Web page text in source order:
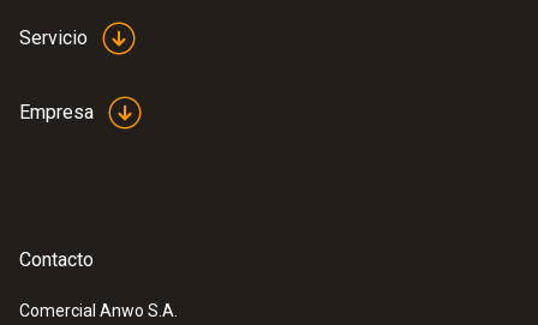
Servicio
Empresa
Contacto
Comercial Anwo S.A.